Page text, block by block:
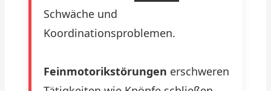
Schwäche und
Koordinationsproblemen.
Feinmotorikstörungen erschweren